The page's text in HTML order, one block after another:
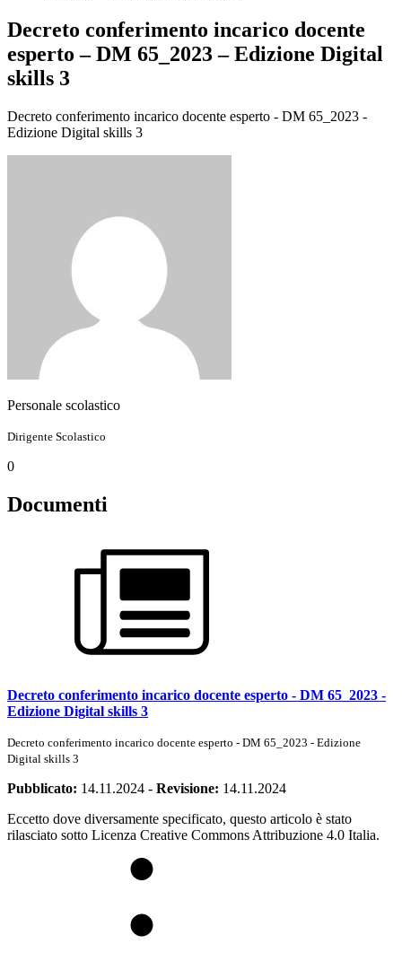
Decreto conferimento incarico docente
esperto – DM 65_2023 – Edizione Digital
skills 3
Decreto conferimento incarico docente esperto - DM 65_2023 -
Edizione Digital skills 3
Personale scolastico
Dirigente Scolastico
0
Documenti
Decreto conferimento incarico docente esperto - DM 65_2023 -
Edizione Digital skills 3
Decreto conferimento incarico docente esperto - DM 65_2023 - Edizione
Digital skills 3
Pubblicato: 14.11.2024 - Revisione: 14.11.2024
Eccetto dove diversamente specificato, questo articolo è stato
rilasciato sotto Licenza Creative Commons Attribuzione 4.0 Italia.